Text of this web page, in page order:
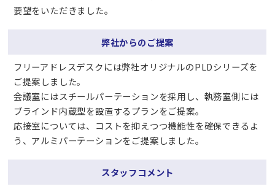
要望をいただきました。
弊社からのご提案
フリーアドレスデスクには弊社オリジナルのPLDシリーズを
ご提案しました。
会議室にはスチールパーテーションを採用し、執務室側には
ブラインド内蔵型を設置するプランをご提案。
応接室については、コストを抑えつつ機能性を確保できるよ
う、アルミパーテーションをご提案しました。
スタッフコメント